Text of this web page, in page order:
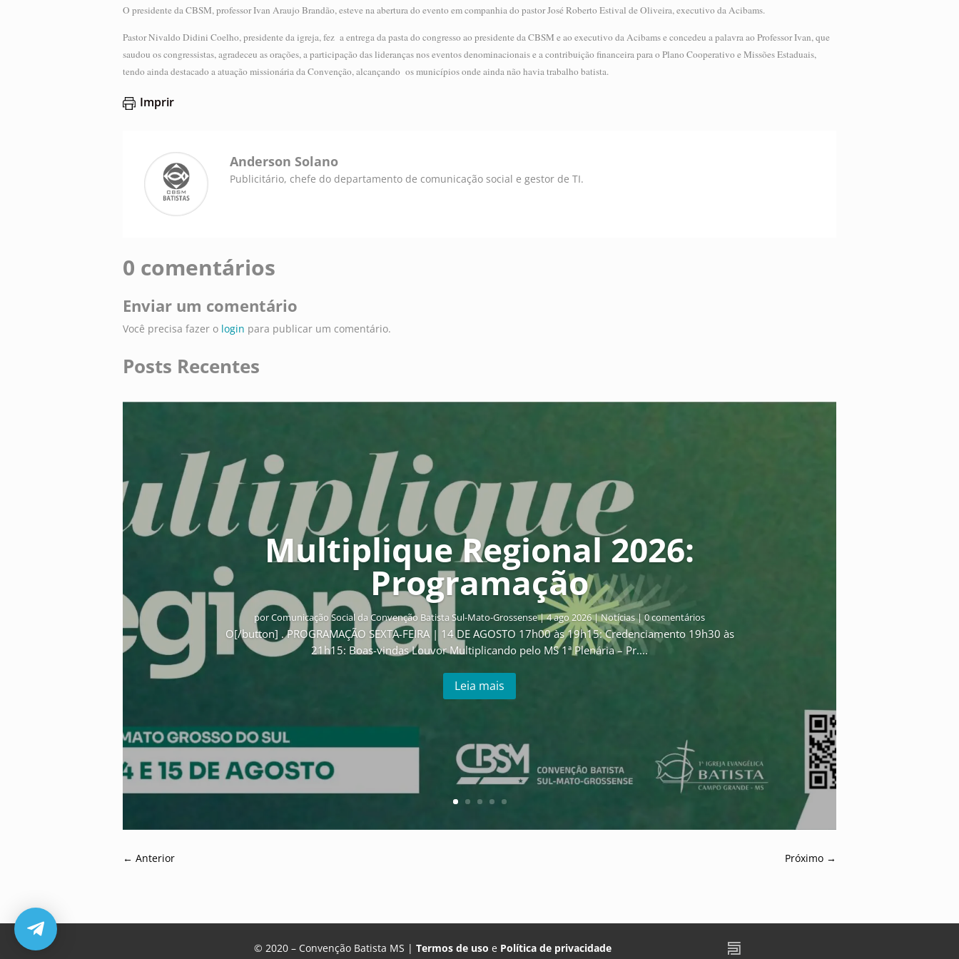
O presidente da CBSM, professor Ivan Araujo Brandão, esteve na abertura do evento em companhia do pastor José Roberto Estival de Oliveira, executivo da Acibams.
Pastor Nivaldo Didini Coelho, presidente da igreja, fez a entrega da pasta do congresso ao presidente da CBSM e ao executivo da Acibams e concedeu a palavra ao Professor Ivan, que
saudou os congressistas, agradeceu as orações, a participação das lideranças nos eventos denominacionais e a contribuição financeira para o Plano Cooperativo e Missões Estaduais,
tendo ainda destacado a atuação missionária da Convenção, alcançando os municípios onde ainda não havia trabalho batista.
Imprir
Publicitário, chefe do departamento de comunicação social e gestor de TI.
Anderson Solano
0 comentários
Enviar um comentário
Você precisa fazer o login para publicar um comentário.
Posts Recentes
Multiplique Regional 2026:
Programação
porComunicação Social da Convenção Batista Sul-Mato-Grossense|4 ago 2026|Notícias| 0 comentários
O[/button] . PROGRAMAÇÃO SEXTA-FEIRA | 14 DE AGOSTO 17h00 às 19h15: Credenciamento 19h30 às
21h15: Boas-vindas Louvor Multiplicando pelo MS 1ª Plenária – Pr....
Leia mais
← Anterior Próximo →
© 2020 – Convenção Batista MS | Termos de uso e Política de privacidade